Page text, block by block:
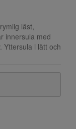
läst,
innersula med
Yttersula i lätt och